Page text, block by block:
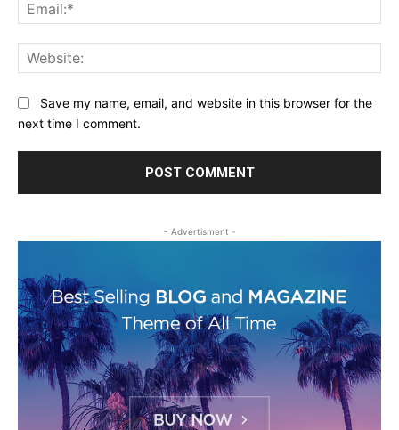
Save my name, email, and website in this browser for the
next time I comment.
- Advertisment -